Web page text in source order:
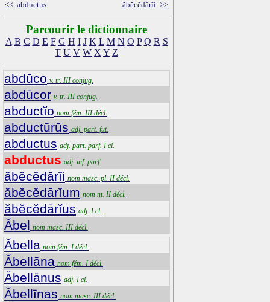
<< abductus ăbĕcĕdārĭi >>
Parcourir le dictionnaire
A B C D E F G H I J K L M N O P Q R S
T U V W X Y Z
abdūco v. tr. III conjug.
abdūcor v. tr. III conjug.
abductĭo nom fém. III décl.
abductūrūs adj. part. fut.
abductus adj. part. parf. I cl.
abductus adj. inf. parf.
ăbĕcĕdārĭi nom masc. pl. II décl.
ăbĕcĕdārĭum nom nt. II décl.
ăbĕcĕdārĭus adj. I cl.
Ăbel nom masc. III décl.
Ăbella nom fém. I décl.
Ăbellāna nom fém. I décl.
Ăbellānus adj. I cl.
Ăbellīnas nom masc. III décl.